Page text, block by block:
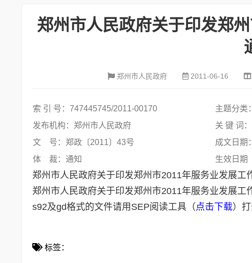
郑州市人民政府关于印发郑
郑州市人民政府 2011-06-16
索 引 号：747445745/2011-00170
主题分类
发布机构：郑州市人民政府
关 键 词
文 号：郑政〔2011〕43号
成文日期
体 裁：通知
生效日期
郑州市人民政府关于印发郑州市2011年服务业发展工
郑州市人民政府关于印发郑州市2011年服务业发展工
s92及gd格式的文件请用SEP阅读工具（点击下载）
标签：